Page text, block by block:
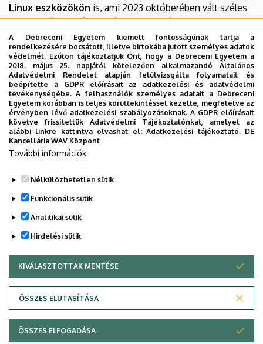
Linux eszközökön is, ami 2023 októberében vált széles
körben elérhetővé. Szintén ebben a hónap kiderült, hogy a
Defender for Endpoint a kompromittált felhasználói
fiókokat is képes elkülöníteniaz automatikus
támadásmegszakítás részeként.
A Microsoft a közelmúltban kezdte el tesztelni a
Defender for Endpoint vállalati végpontbiztonsági
platform egy új funkcióját, amiautomatikusan blokkolja
az ismeretlen Windows végpontok forgalmát, illetve
egy másik funkciót, ami lehetővé teszi a rendszergazdák
számára azütemezett víruskereső vizsgálatokat
Linux rendszereken.
Legutóbbi frissítés: 2026. 05. 29. 11:22
Adatvédelem
A Debreceni Egyetem kiemelt fontosságúnak tartja a
rendelkezésére bocsátott, illetve birtokába jutott személyes adatok
védelmét. Ezúton tájékoztatjuk Önt, hogy a Debreceni Egyetem a
2018. május 25. napjától kötelezően alkalmazandó Általános
Adatvédelmi Rendelet alapján felülvizsgálta folyamatait és
beépítette a GDPR előírásait az adatkezelési és adatvédelmi
tevékenységébe. A felhasználók személyes adatait a Debreceni
Egyetem korábban is teljes körültekintéssel kezelte, megfelelve az
érvényben lévő adatkezelési szabályozásoknak. A GDPR előírásait
követve frissítettük Adatvédelmi Tájékoztatónkat, amelyet az
alábbi linkre kattintva olvashat el:Adatkezelési tájékoztató. DE
Kancellária WAV Központ
További információk
Nélkülözhetetlen sütik
Funkcionális sütik
Analitikai sütik
Hirdetési sütik
KIVÁLASZTOTTAK MENTÉSE
ÖSSZES ELUTASÍTÁSA
WITHDRAW CONSENT
ÖSSZES ELFOGADÁSA